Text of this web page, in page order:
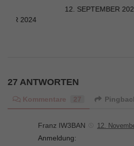
12. SEPTEMBER
2024
27 ANTWORTEN
Kommentare
Franz IW3BAN 12.
Anmeldung: